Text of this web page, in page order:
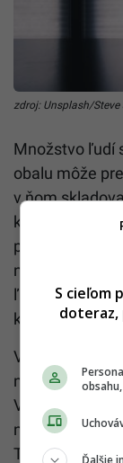
zdroj: Unsplash/
Množstvo ľudí
obalu môže
v ňom
kyslosť môžu
prenikne do
nachádza aj
ľudského
Vystavenie
nežiaducich
Výskum
negatívny
Tiež dokáže
S cieľom
doteraz,
Ďalšie